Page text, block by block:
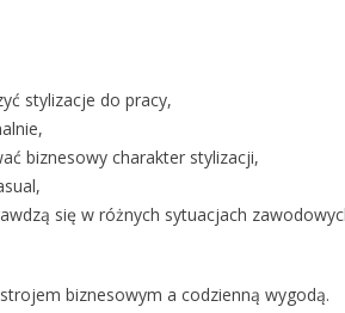
stylizacje do pracy,
biznesowy charakter stylizacji,
się w różnych sytuacjach
biznesowym a codzienną wygodą.